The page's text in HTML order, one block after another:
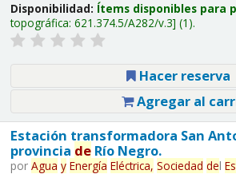
Disponibilidad: Ítems disponibles para
topográfica: 621.374.5/A282/v.3 (1).
Hacer reserva
Agregar al
Estación transformadora San
provincia deRío Negro.
por Agua y Energía Eléctrica, Sociedad del